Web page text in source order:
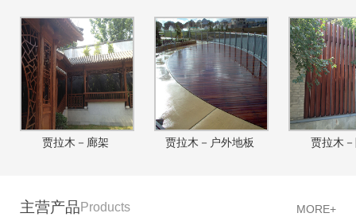
贾拉木－廊架 贾拉木－户外地板 贾拉木
主营产品 Products MORE+